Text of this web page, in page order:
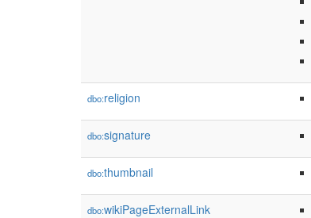
dbo:religion
dbo:signature
dbo:thumbnail
dbo:wikiPageExternalLink